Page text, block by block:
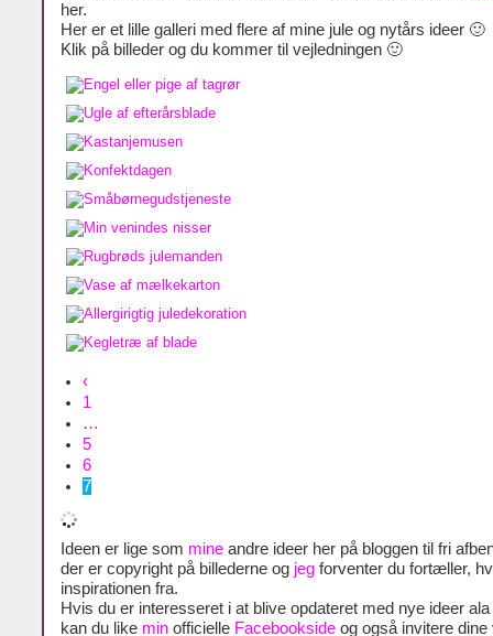
her.
Her er et lille galleri med flere af mine jule og nytårs ideer 🙂
Klik på billeder og du kommer til vejledningen 🙂
‹
1
…
5
6
7
Ideen er lige som mine andre ideer her på bloggen til fri
der er copyright på billederne og jeg forventer du fortæller,
inspirationen fra.
Hvis du er interesseret i at blive opdateret med nye ideer
kan du like min officielle Facebookside og også invitere dine